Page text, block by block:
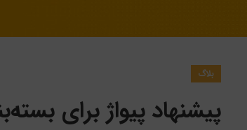
بلاگ
پیشنهاد پیواژ برای